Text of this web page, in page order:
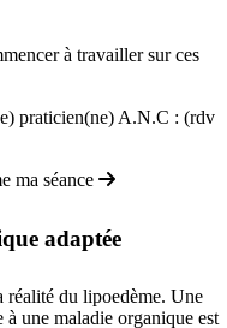
à travailler sur ces
praticien(ne) A.N.C : (rdv
ma séance
adaptée
réalité du lipoedème. Une
à une maladie organique est